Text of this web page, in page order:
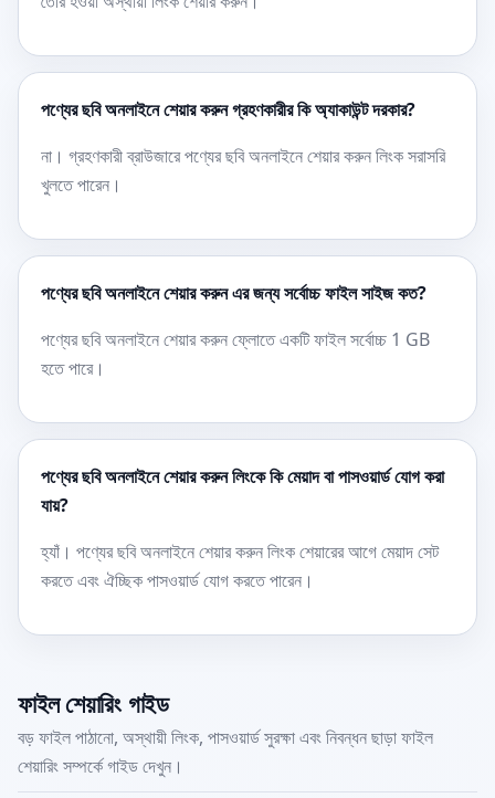
পণ্যের ছবি অনলাইনে শেয়ার করুন গ্রহণকারীর কি অ্যাকাউন্ট দরকার?
না। গ্রহণকারী ব্রাউজারে পণ্যের ছবি অনলাইনে শেয়ার করুন লিংক সরাসরি
খুলতে পারেন।
পণ্যের ছবি অনলাইনে শেয়ার করুন এর জন্য সর্বোচ্চ ফাইল সাইজ কত?
পণ্যের ছবি অনলাইনে শেয়ার করুন ফ্লোতে একটি ফাইল সর্বোচ্চ 1 GB
হতে পারে।
পণ্যের ছবি অনলাইনে শেয়ার করুন লিংকে কি মেয়াদ বা পাসওয়ার্ড যোগ করা
যায়?
হ্যাঁ। পণ্যের ছবি অনলাইনে শেয়ার করুন লিংক শেয়ারের আগে মেয়াদ সেট
করতে এবং ঐচ্ছিক পাসওয়ার্ড যোগ করতে পারেন।
ফাইল শেয়ারিং গাইড
বড় ফাইল পাঠানো, অস্থায়ী লিংক, পাসওয়ার্ড সুরক্ষা এবং নিবন্ধন ছাড়া ফাইল
শেয়ারিং সম্পর্কে গাইড দেখুন।